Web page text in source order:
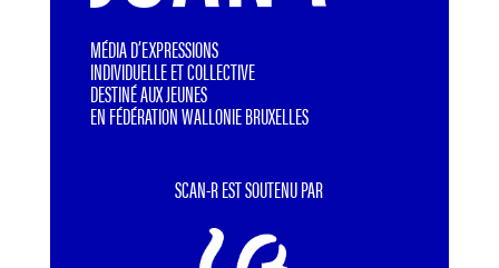
MÉDIA D’EXPRESSIONS
INDIVIDUELLE ET COLLECTIVE
DESTINÉ AUX JEUNES
EN FÉDÉRATION WALLONIE BRUXELLES
SCAN-R EST SOUTENU PAR